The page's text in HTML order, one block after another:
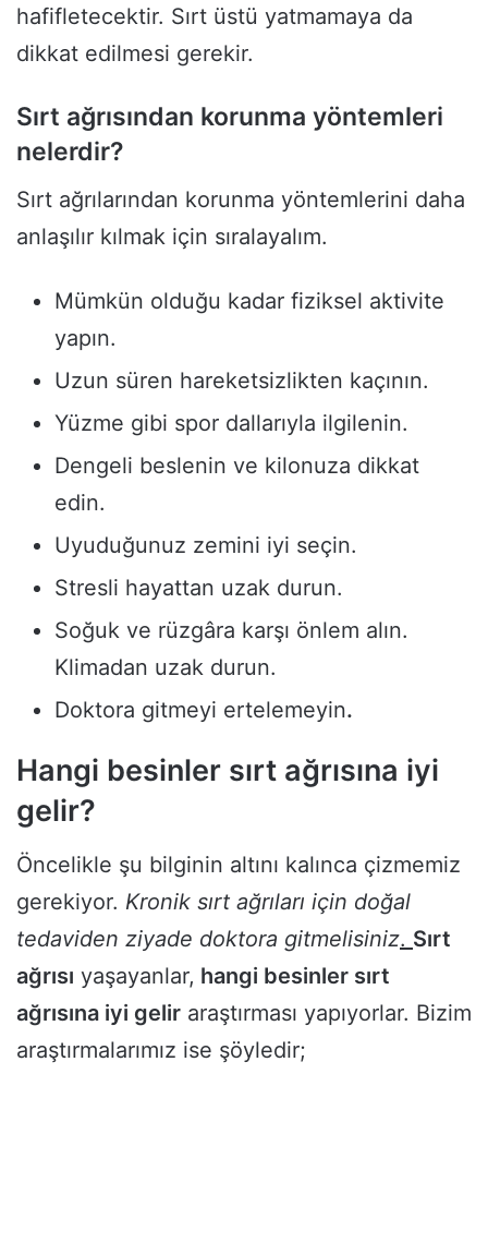
hafifletecektir. Sırt üstü yatmamaya da
dikkat edilmesi gerekir.
Sırt ağrısından korunma yöntemleri
nelerdir?
Sırt ağrılarından korunma yöntemlerini daha
anlaşılır kılmak için sıralayalım.
Mümkün olduğu kadar fiziksel aktivite
yapın.
Uzun süren hareketsizlikten kaçının.
Yüzme gibi spor dallarıyla ilgilenin.
Dengeli beslenin ve kilonuza dikkat
edin.
Uyuduğunuz zemini iyi seçin.
Stresli hayattan uzak durun.
Soğuk ve rüzgâra karşı önlem alın.
Klimadan uzak durun.
Doktora gitmeyi ertelemeyin.
Hangi besinler sırt ağrısına iyi
gelir?
Öncelikle şu bilginin altını kalınca çizmemiz
gerekiyor. Kronik sırt ağrıları için doğal
tedaviden ziyade doktora gitmelisiniz. Sırt
ağrısı yaşayanlar, hangi besinler sırt
ağrısına iyi gelir araştırması yapıyorlar. Bizim
araştırmalarımız ise şöyledir;